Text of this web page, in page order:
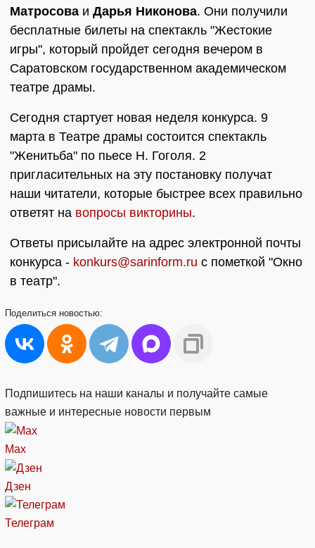
Матросова и Дарья Никонова. Они получили
бесплатные билеты на спектакль "Жестокие
игры", который пройдет сегодня вечером в
Саратовском государственном академическом
театре драмы.
Сегодня стартует новая неделя конкурса. 9
марта в Театре драмы состоится спектакль
"Женитьба" по пьесе Н. Гоголя. 2
пригласительных на эту постановку получат
наши читатели, которые быстрее всех правильно
ответят на вопросы викторины.
Ответы присылайте на адрес электронной почты
конкурса - konkurs@sarinform.ru с пометкой "Окно
в театр".
Поделиться новостью:
Подпишитесь на наши каналы и получайте самые
важные и интересные новости первым
Max
Дзен
Телеграм